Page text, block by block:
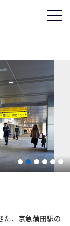
1 2 3 4 5
た、京急蒲田駅の